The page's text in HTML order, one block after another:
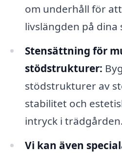
om underhåll för
livslängden på dina
Stensättning för
stödstrukturer:
stödstrukturer av
stabilitet och
intryck i trädgården.
Vi kan även